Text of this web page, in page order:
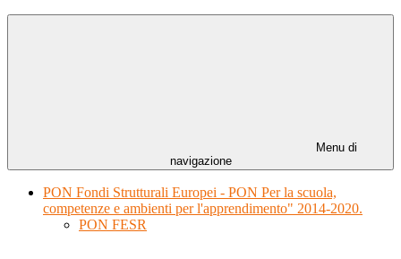
Menu di
navigazione
PON Fondi Strutturali Europei - PON Per la scuola,
competenze e ambienti per l'apprendimento" 2014-2020.
PON FESR